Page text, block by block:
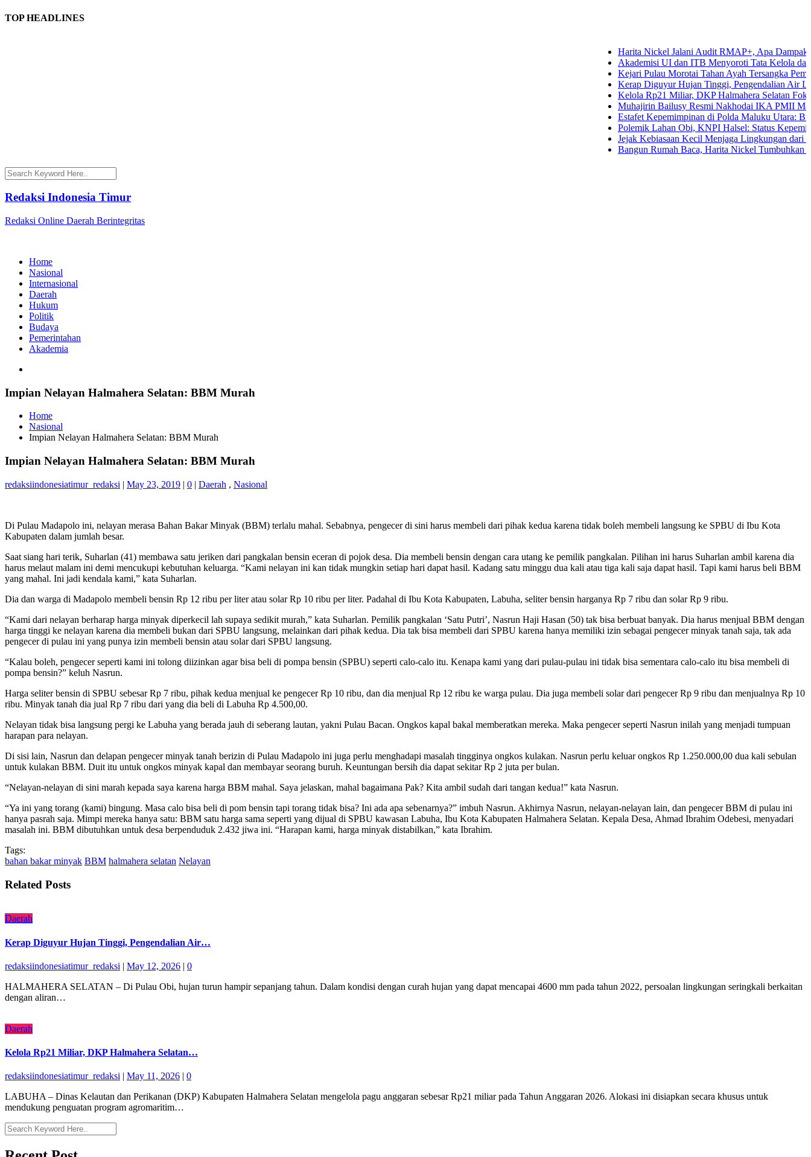
TOP HEADLINES
Harita Nickel Jalani Audit RMAP+, Apa Dampaknya
Akademisi UI dan ITB Menyoroti Tata Kelola dan
Kejari Pulau Morotai Tahan Ayah Tersangka
Kerap Diguyur Hujan Tinggi, Pengendalian Air
Kelola Rp21 Miliar, DKP Halmahera Selatan Fokuskan
Muhajirin Bailusy Resmi Nakhodai IKA PMII Malut,
Estafet Kepemimpinan di Polda Maluku Utara: Brigjen
Polemik Lahan Obi, KNPI Halsel: Status Kepemilikan
Jejak Kebiasaan Kecil Menjaga Lingkungan dari Ternate
Bangun Rumah Baca, Harita Nickel Tumbuhkan Minat
Redaksi Indonesia Timur
Redaksi Online Daerah Berintegritas
Home
Nasional
Internasional
Daerah
Hukum
Politik
Budaya
Pemerintahan
Akademia
Impian Nelayan Halmahera Selatan: BBM Murah
Home
Nasional
Impian Nelayan Halmahera Selatan: BBM Murah
Impian Nelayan Halmahera Selatan: BBM Murah
redaksiindonesiatimur_redaksi | May 23, 2019 | 0 | Daerah , Nasional
Di Pulau Madapolo ini, nelayan merasa Bahan Bakar Minyak (BBM) terlalu mahal. Sebabnya, pengecer di sini harus membeli dari pihak kedua karena tidak boleh membeli langsung ke SPBU di Ibu Kota
Kabupaten dalam jumlah besar.
Saat siang hari terik, Suharlan (41) membawa satu jeriken dari pangkalan bensin eceran di pojok desa. Dia membeli bensin dengan cara utang ke pemilik pangkalan. Pilihan ini harus Suharlan ambil karena dia
harus melaut malam ini demi mencukupi kebutuhan keluarga. “Kami nelayan ini kan tidak mungkin setiap hari dapat hasil. Kadang satu minggu dua kali atau tiga kali saja dapat hasil. Tapi kami harus beli BBM
yang mahal. Ini jadi kendala kami,” kata Suharlan.
Dia dan warga di Madapolo membeli bensin Rp 12 ribu per liter atau solar Rp 10 ribu per liter. Padahal di Ibu Kota Kabupaten, Labuha, seliter bensin harganya Rp 7 ribu dan solar Rp 9 ribu.
“Kami dari nelayan berharap harga minyak diperkecil lah supaya sedikit murah,” kata Suharlan. Pemilik pangkalan ‘Satu Putri’, Nasrun Haji Hasan (50) tak bisa berbuat banyak. Dia harus menjual BBM dengan
harga tinggi ke nelayan karena dia membeli bukan dari SPBU langsung, melainkan dari pihak kedua. Dia tak bisa membeli dari SPBU karena hanya memiliki izin sebagai pengecer minyak tanah saja, tak ada
pengecer di pulau ini yang punya izin membeli bensin atau solar dari SPBU langsung.
“Kalau boleh, pengecer seperti kami ini tolong diizinkan agar bisa beli di pompa bensin (SPBU) seperti calo-calo itu. Kenapa kami yang dari pulau-pulau ini tidak bisa sementara calo-calo itu bisa membeli di
pompa bensin?” keluh Nasrun.
Harga seliter bensin di SPBU sebesar Rp 7 ribu, pihak kedua menjual ke pengecer Rp 10 ribu, dan dia menjual Rp 12 ribu ke warga pulau. Dia juga membeli solar dari pengecer Rp 9 ribu dan menjualnya Rp 10
ribu. Minyak tanah dia jual Rp 7 ribu dari yang dia beli di Labuha Rp 4.500,00.
Nelayan tidak bisa langsung pergi ke Labuha yang berada jauh di seberang lautan, yakni Pulau Bacan. Ongkos kapal bakal memberatkan mereka. Maka pengecer seperti Nasrun inilah yang menjadi tumpuan
harapan para nelayan.
Di sisi lain, Nasrun dan delapan pengecer minyak tanah berizin di Pulau Madapolo ini juga perlu menghadapi masalah tingginya ongkos kulakan. Nasrun perlu keluar ongkos Rp 1.250.000,00 dua kali sebulan
untuk kulakan BBM. Duit itu untuk ongkos minyak kapal dan membayar seorang buruh. Keuntungan bersih dia dapat sekitar Rp 2 juta per bulan.
“Nelayan-nelayan di sini marah kepada saya karena harga BBM mahal. Saya jelaskan, mahal bagaimana Pak? Kita ambil sudah dari tangan kedua!” kata Nasrun.
“Ya ini yang torang (kami) bingung. Masa calo bisa beli di pom bensin tapi torang tidak bisa? Ini ada apa sebenarnya?” imbuh Nasrun. Akhirnya Nasrun, nelayan-nelayan lain, dan pengecer BBM di pulau ini
hanya pasrah saja. Mimpi mereka hanya satu: BBM satu harga sama seperti yang dijual di SPBU kawasan Labuha, Ibu Kota Kabupaten Halmahera Selatan. Kepala Desa, Ahmad Ibrahim Odebesi, menyadari
masalah ini. BBM dibutuhkan untuk desa berpenduduk 2.432 jiwa ini. “Harapan kami, harga minyak distabilkan,” kata Ibrahim.
Tags:
bahan bakar minyak BBM halmahera selatan Nelayan
Related Posts
Daerah
Kerap Diguyur Hujan Tinggi, Pengendalian Air…
redaksiindonesiatimur_redaksi | May 12, 2026 | 0
HALMAHERA SELATAN – Di Pulau Obi, hujan turun hampir sepanjang tahun. Dalam kondisi dengan curah hujan yang dapat mencapai 4600 mm pada tahun 2022, persoalan lingkungan seringkali berkaitan
dengan aliran…
Daerah
Kelola Rp21 Miliar, DKP Halmahera Selatan…
redaksiindonesiatimur_redaksi | May 11, 2026 | 0
LABUHA – Dinas Kelautan dan Perikanan (DKP) Kabupaten Halmahera Selatan mengelola pagu anggaran sebesar Rp21 miliar pada Tahun Anggaran 2026. Alokasi ini disiapkan secara khusus untuk
mendukung penguatan program agromaritim…